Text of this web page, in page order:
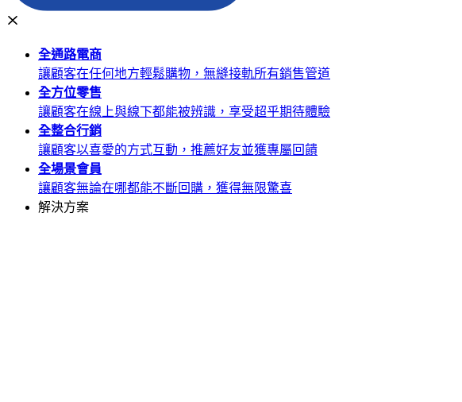
全通路電商
讓顧客在任何地方輕鬆購物，無縫接軌所有銷售管道
全方位零售
讓顧客在線上與線下都能被辨識，享受超乎期待體驗
全整合行銷
讓顧客以喜愛的方式互動，推薦好友並獲專屬回饋
全場景會員
讓顧客無論在哪都能不斷回購，獲得無限驚喜
解決方案